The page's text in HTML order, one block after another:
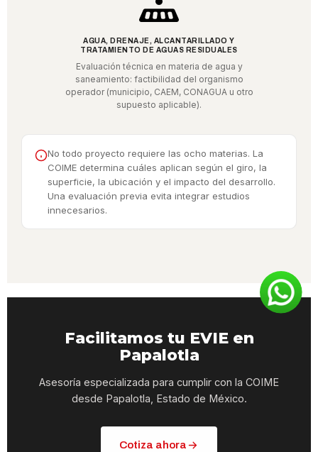
AGUA, DRENAJE, ALCANTARILLADO Y
TRATAMIENTO DE AGUAS RESIDUALES
Evaluación técnica en materia de agua y
saneamiento: factibilidad del organismo
operador (municipio, CAEM, CONAGUA u otro
supuesto aplicable).
No todo proyecto requiere las ocho materias. La
COIME determina cuáles aplican según el giro, la
superficie, la ubicación y el impacto del desarrollo.
Una evaluación previa evita integrar estudios
innecesarios.
Facilitamos tu EVIE en
Papalotla
Asesoría especializada para cumplir con la COIME
desde Papalotla, Estado de México.
Cotiza ahora